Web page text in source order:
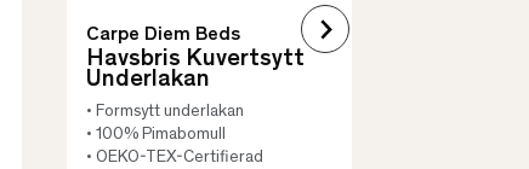
Carpe Diem Beds
Havsbris Kuvertsytt
Underlakan
• Formsytt underlakan
• 100% Pimabomull
• OEKO-TEX-Certifierad